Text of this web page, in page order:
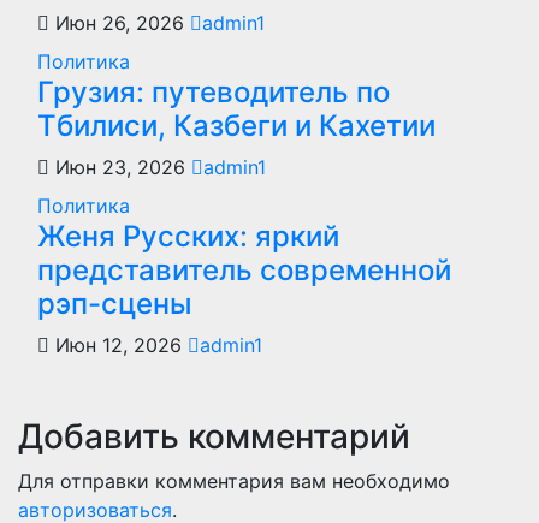
Июн 26, 2026
admin1
Политика
Грузия: путеводитель по
Тбилиси, Казбеги и Кахетии
Июн 23, 2026
admin1
Политика
Женя Русских: яркий
представитель современной
рэп-сцены
Июн 12, 2026 admin1
Добавить комментарий
Для отправки комментария вам необходимо
авторизоваться.